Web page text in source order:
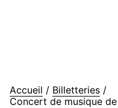
Accueil / Billetteries /
Concert de musique